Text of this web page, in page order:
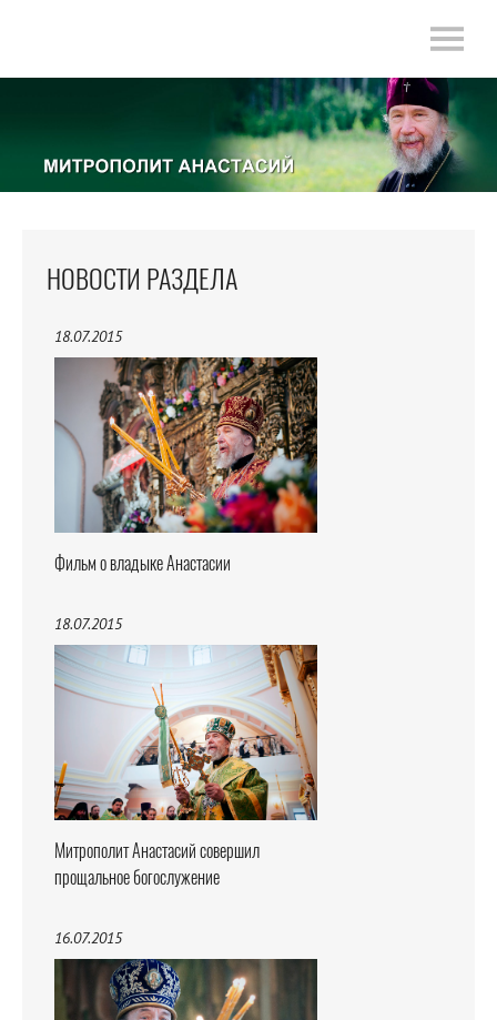
НОВОСТИ РАЗДЕЛА
18.07.2015
Фильм о владыке Анастасии
18.07.2015
Митрополит Анастасий совершил
прощальное богослужение
16.07.2015